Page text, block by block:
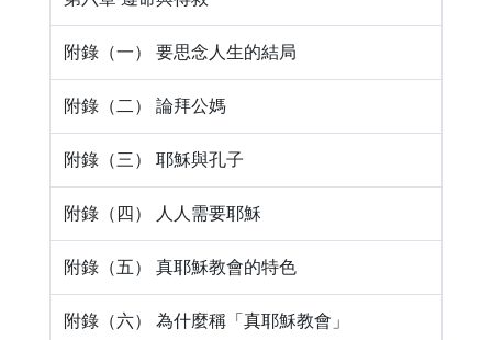
附錄（一） 要思念人生的結局
附錄（二） 論拜公媽
附錄（三） 耶穌與孔子
附錄（四） 人人需要耶穌
附錄（五） 真耶穌教會的特色
附錄（六） 為什麼稱「真耶穌教會」